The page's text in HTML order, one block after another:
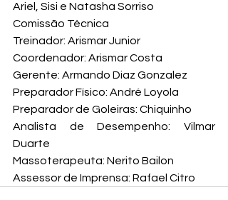
Ariel, Sisi e Natasha Sorriso
Comissão Técnica
Treinador: Arismar Junior
Coordenador: Arismar Costa
Gerente: Armando Diaz Gonzalez
Preparador Físico: André Loyola
Preparador de Goleiras: Chiquinho
Analista de Desempenho: Vilmar
Duarte
Massoterapeuta: Nerito Bailon
Assessor de Imprensa: Rafael Citro